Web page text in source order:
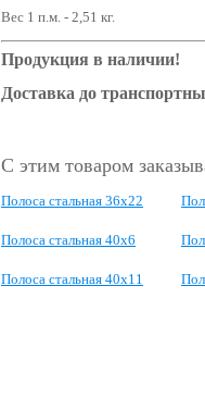
Вес 1 п.м. - 2,51 кг.
Продукция в наличии!
Доставка до
С этим товаром
Полоса стальная 36x22
Полоса стальная 40x6
Полоса стальная 40x11